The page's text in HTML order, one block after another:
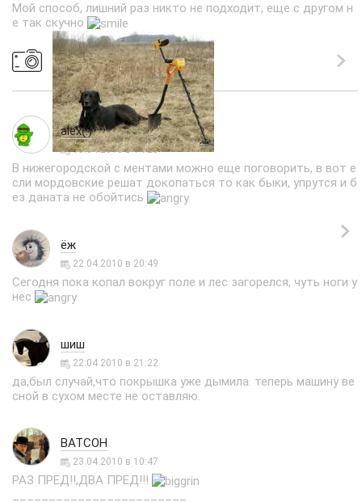
Мой способ, лишний раз никто не подходит, еще с другом н
е так скучно
alex(:)
19.04.2010 в 14:25
В нижегородской с ментами можно еще поговорить, в вот е
сли мордовские решат докопаться то как быки, упрутся и б
ез даната не обойтись
ёж
22.04.2010 в 20:49
Сегодня пока копал вокруг поле и лес загорелся, чуть ноги у
нес
шиш
22.04.2010 в 21:22
да,был случай,что покрышка уже дымила. теперь машину ве
сной в сухом месте не оставляю.
ВАТСОН
23.04.2010 в 10:47
РАЗ ПРЕД!!,ДВА ПРЕД!!!